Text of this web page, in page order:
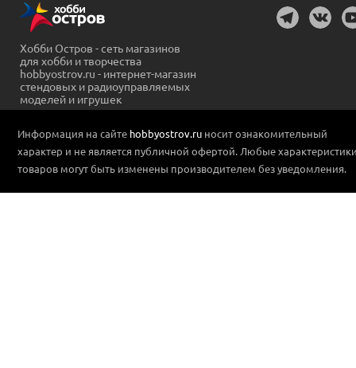
Хобби Остров - сеть магазинов
для хобби и творчества
hobbyostrov.ru - интернет-магазин
стендовых и радиоуправляемых
моделей и игрушек
Информация на сайте hobbyostrov.ru носит ознакомительный
характер и не является публичной офертой. Любые
товаров могут быть изменены производителем без уведомления.